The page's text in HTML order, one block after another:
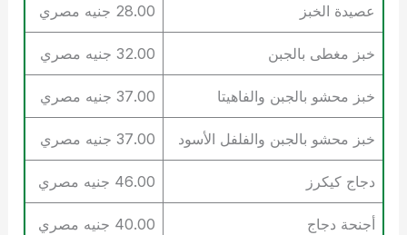
عصيدة الخبز 28.00 جنيه مصري
خبز مغطى بالجبن 32.00 جنيه مصري
خبز محشو بالجبن والفاهيتا 37.00 جنيه مصري
خبز محشو بالجبن والفلفل الأسود 37.00 جنيه مصري
دجاج كيكرز 46.00 جنيه مصري
أجنحة دجاج 40.00 جنيه مصري